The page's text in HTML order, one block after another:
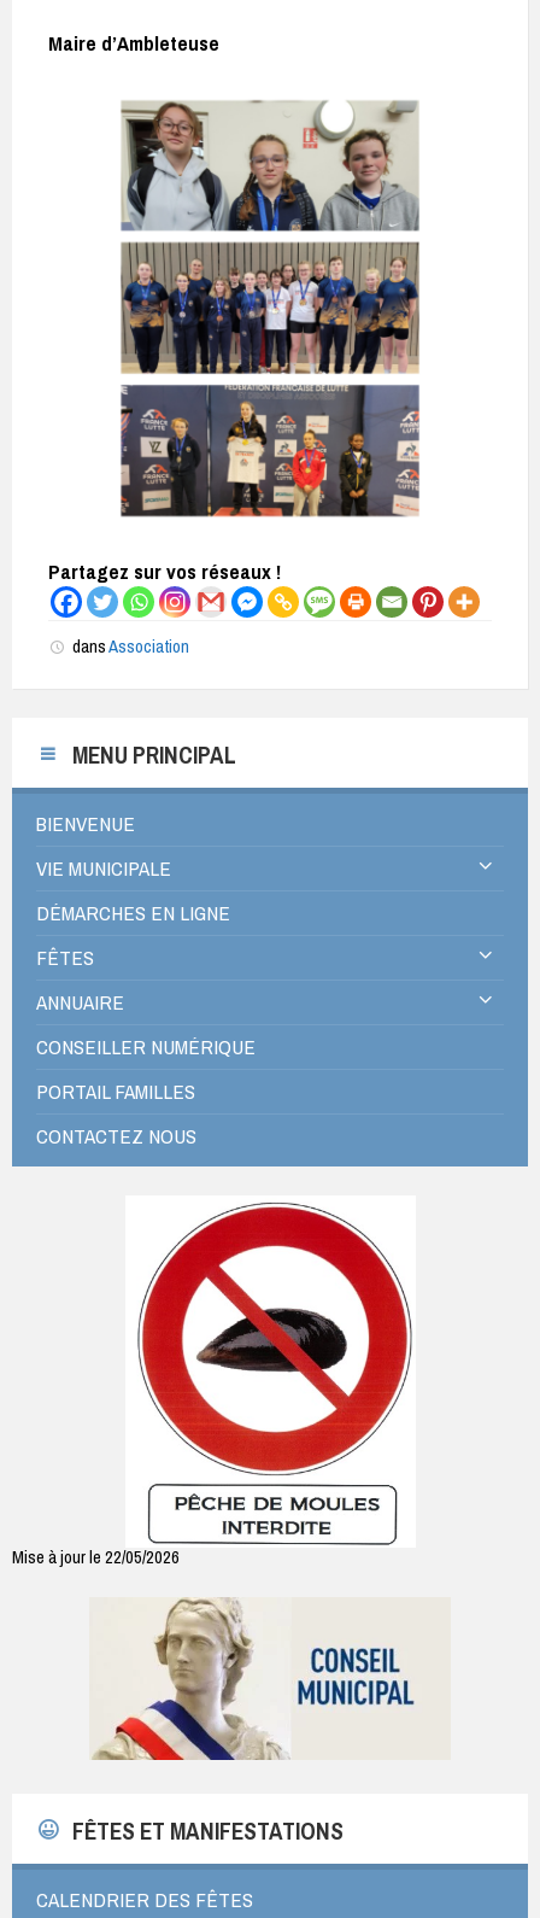
Maire d’Ambleteuse
Partagez sur vos réseaux !
dansAssociation
MENU PRINCIPAL
BIENVENUE
VIE MUNICIPALE
DÉMARCHES EN LIGNE
FÊTES
ANNUAIRE
CONSEILLER NUMÉRIQUE
PORTAIL FAMILLES
CONTACTEZ NOUS
Mise à jour le 22/05/2026
FÊTES ET MANIFESTATIONS
CALENDRIER DES FÊTES